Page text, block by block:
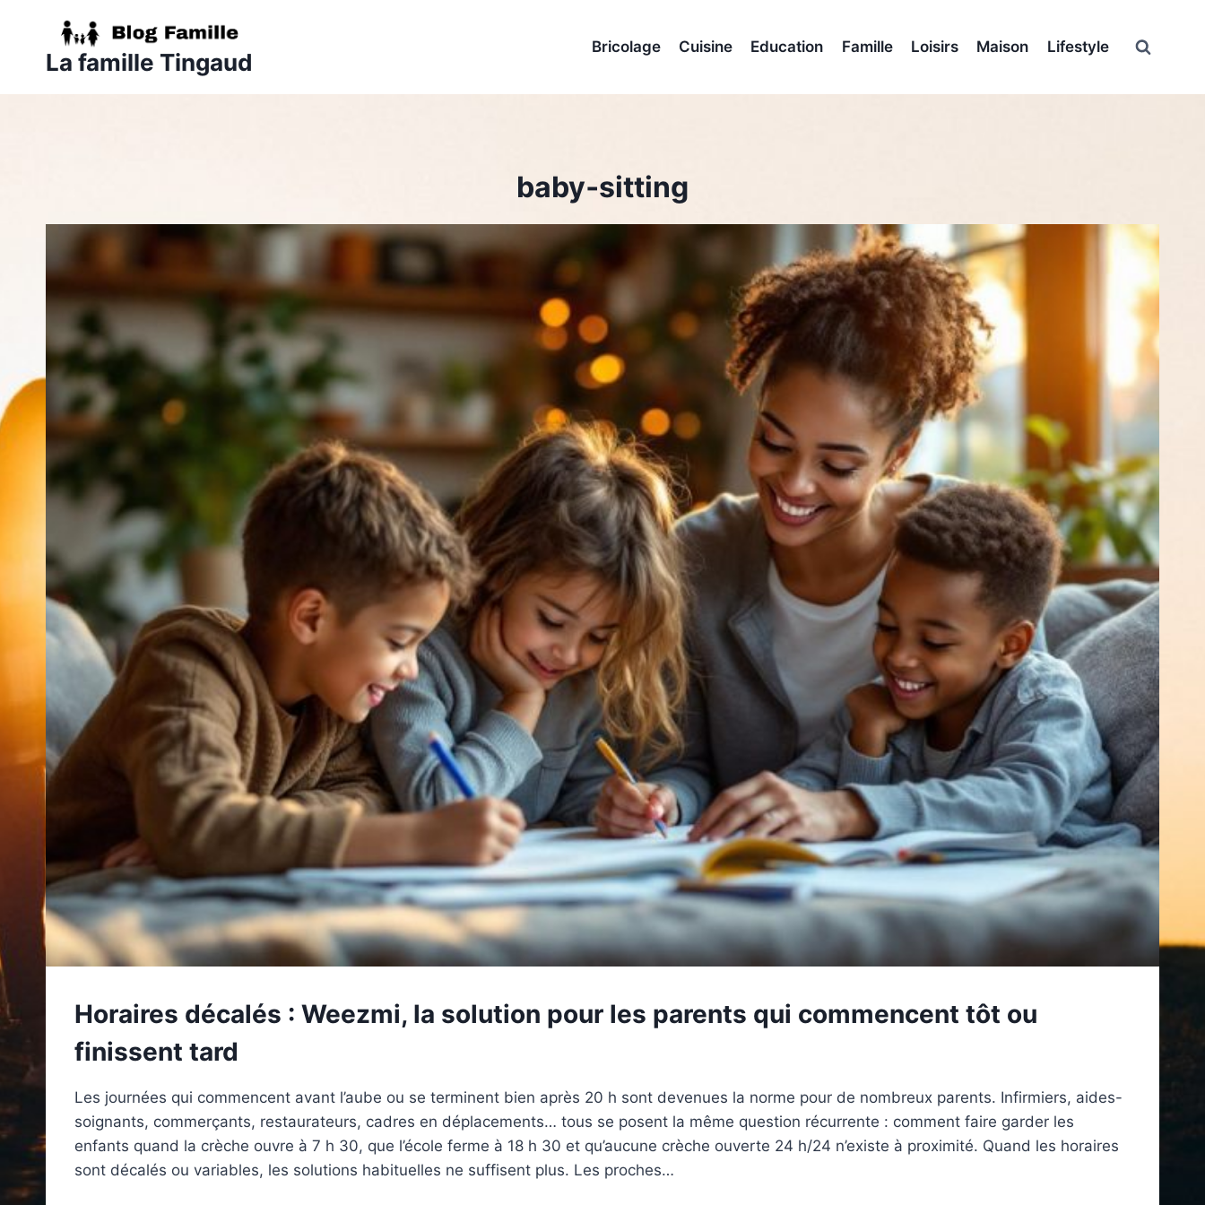
contenuLa famille Tingaud
Bricolage Cuisine Education Famille Loisirs Maison Lifestyle
baby‑sitting
Horaires décalés : Weezmi, la solution pour les parents qui commencent tôt ou
finissent tard
Les journées qui commencent avant l’aube ou se terminent bien après 20 h sont devenues la norme pour de nombreux parents. Infirmiers, aides-
soignants, commerçants, restaurateurs, cadres en déplacements… tous se posent la même question récurrente : comment faire garder les
enfants quand la crèche ouvre à 7 h 30, que l’école ferme à 18 h 30 et qu’aucune crèche ouverte 24 h/24 n’existe à proximité. Quand les horaires
sont décalés ou variables, les solutions habituelles ne suffisent plus. Les proches…